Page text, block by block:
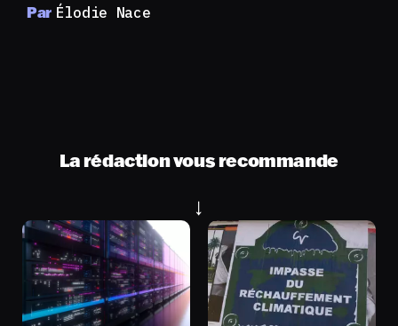
Par Élodie Nace
La rédaction vous recommande